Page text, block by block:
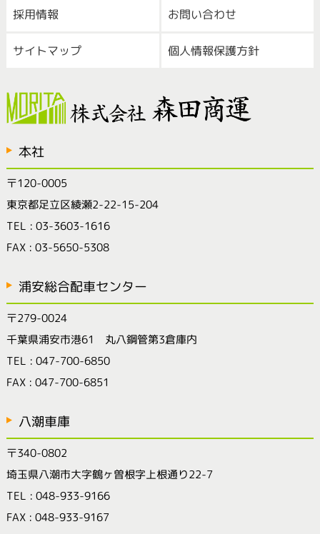
採用情報 お問い合わせ
サイトマップ 個人情報保護方針
本社
〒120-0005
東京都足立区綾瀬2-22-15-204
TEL : 03-3603-1616
FAX : 03-5650-5308
浦安総合配車センター
〒279-0024
千葉県浦安市港61 丸八鋼管第3倉庫内
TEL : 047-700-6850
FAX : 047-700-6851
八潮車庫
〒340-0802
埼玉県八潮市大字鶴ヶ曽根字上根通り22-7
TEL : 048-933-9166
FAX : 048-933-9167